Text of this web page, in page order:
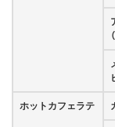
ホットカフェラテ